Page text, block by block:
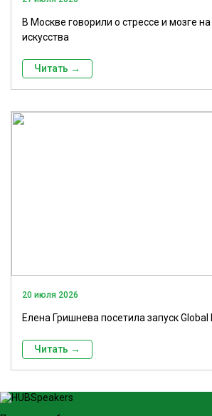
В Москве говорили о стрессе и мозге
искусства
Читать →
20 июля 2026
Елена Гришнева посетила запуск
Читать →